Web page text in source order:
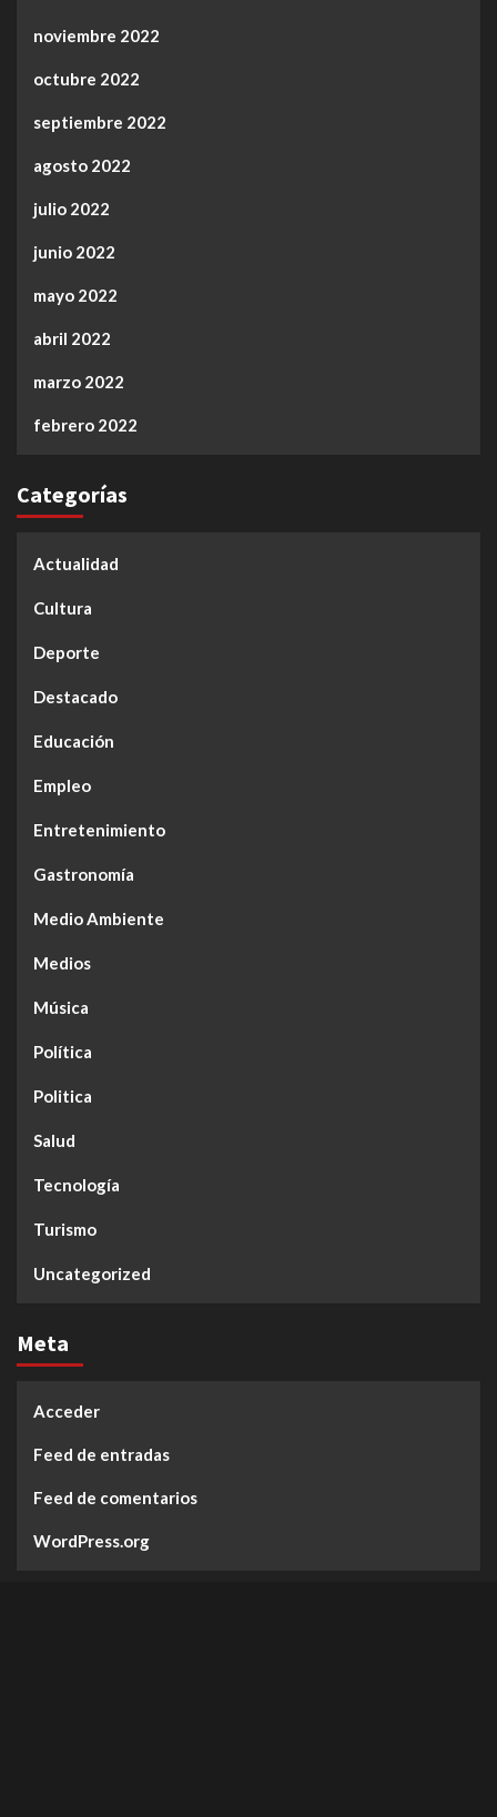
noviembre 2022
octubre 2022
septiembre 2022
agosto 2022
julio 2022
junio 2022
mayo 2022
abril 2022
marzo 2022
febrero 2022
Categorías
Actualidad
Cultura
Deporte
Destacado
Educación
Empleo
Entretenimiento
Gastronomía
Medio Ambiente
Medios
Música
Política
Politica
Salud
Tecnología
Turismo
Uncategorized
Meta
Acceder
Feed de entradas
Feed de comentarios
WordPress.org